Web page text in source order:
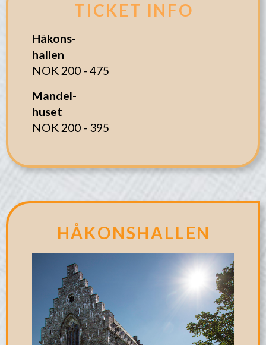
TICKET INFO
Håkons-
hallen
NOK 200 - 475
Mandel-
huset
NOK 200 - 395
HÅKONSHALLEN